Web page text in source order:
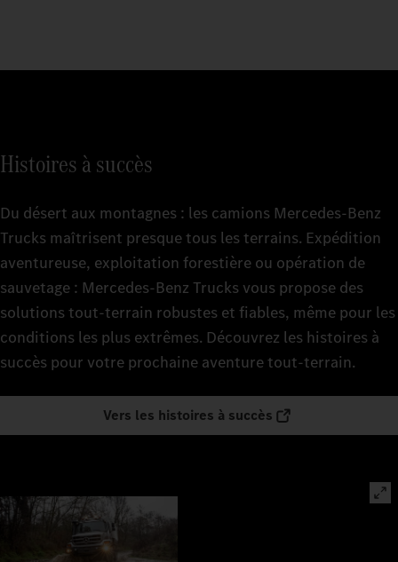
Histoires à succès
Du désert aux montagnes : les camions Mercedes‑Benz
Trucks maîtrisent presque tous les terrains. Expédition
aventureuse, exploitation forestière ou opération de
sauvetage : Mercedes‑Benz Trucks vous propose des
solutions tout-terrain robustes et fiables, même pour les
conditions les plus extrêmes. Découvrez les histoires à
succès pour votre prochaine aventure tout-terrain.
Vers les histoires à succès